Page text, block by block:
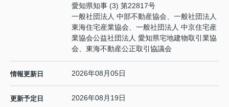
愛知県知事 (3) 第22817号
一般社団法人 中部不動産協会、一般社団法人
東海住宅産業協会、一般社団法人 中京住宅産
業協会公益社団法人 愛知県宅地建物取引業協
会、東海不動産公正取引協議会
情報更新日 2026年08月05日
更新予定日 2026年08月19日